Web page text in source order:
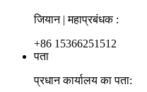
जियान | महाप्रबंधक :
+86 15366251512
पता
प्रधान कार्यालय का पता: